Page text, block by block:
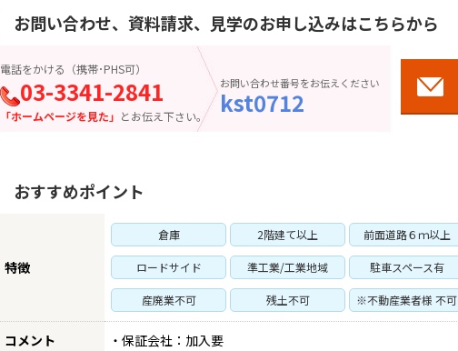
お問い合わせ、資料請求、見学のお申し込みはこちらから
電話をかける（携帯･PHS可）
03-3341-2841
「ホームページを見た」 とお伝え下さい。
お問い合わせ番号をお伝えください
kst0712
おすすめポイント
特徴
倉庫 2階建て以上 前面道路６ｍ以上
ロードサイド 準工業/工業地域 駐車スペース有
産廃業不可 残土不可 ※不動産業者様 不可
コメント ・保証会社：加入要